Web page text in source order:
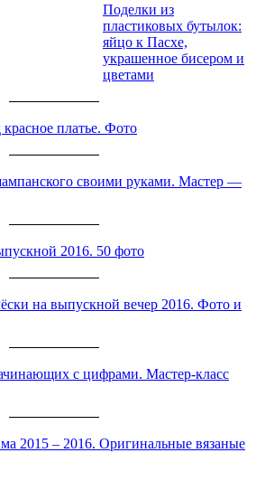
Поделки из
пластиковых бутылок:
яйцо к Пасхе,
украшенное бисером и
цветами
платье. Фото
своими руками. Мастер —
2016. 50 фото
на выпускной вечер 2016. Фото и
с цифрами. Мастер-класс
2015 – 2016. Оригинальные вязаные